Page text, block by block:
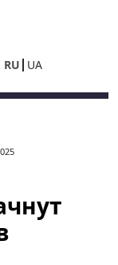
RU UA